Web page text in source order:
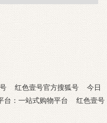
红色壹号官方搜狐号
今日
台：一站式购物平台
红色壹号